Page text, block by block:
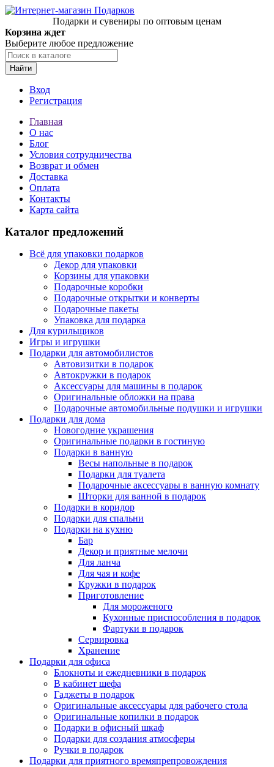
Подарки и сувениры по оптовым ценам
Корзина ждет
Выберите любое предложение
Найти
Вход
Регистрация
Главная
О нас
Блог
Условия сотрудничества
Возврат и обмен
Доставка
Оплата
Контакты
Карта сайта
Каталог предложений
Всё для упаковки подарков
Декор для упаковки
Корзины для упаковки
Подарочные коробки
Подарочные открытки и конверты
Подарочные пакеты
Упаковка для подарка
Для курильщиков
Игры и игрушки
Подарки для автомобилистов
Автовизитки в подарок
Автокружки в подарок
Аксессуары для машины в подарок
Оригинальные обложки на права
Подарочные автомобильные подушки и игрушки
Подарки для дома
Новогодние украшения
Оригинальные подарки в гостиную
Подарки в ванную
Весы напольные в подарок
Подарки для туалета
Подарочные аксессуары в ванную комнату
Шторки для ванной в подарок
Подарки в коридор
Подарки для спальни
Подарки на кухню
Бар
Декор и приятные мелочи
Для ланча
Для чая и кофе
Кружки в подарок
Приготовление
Для мороженого
Кухонные приспособления в подарок
Фартуки в подарок
Сервировка
Хранение
Подарки для офиса
Блокноты и ежедневники в подарок
В кабинет шефа
Гаджеты в подарок
Оригинальные аксессуары для рабочего стола
Оригинальные копилки в подарок
Подарки в офисный шкаф
Подарки для создания атмосферы
Ручки в подарок
Подарки для приятного времяпрепровождения